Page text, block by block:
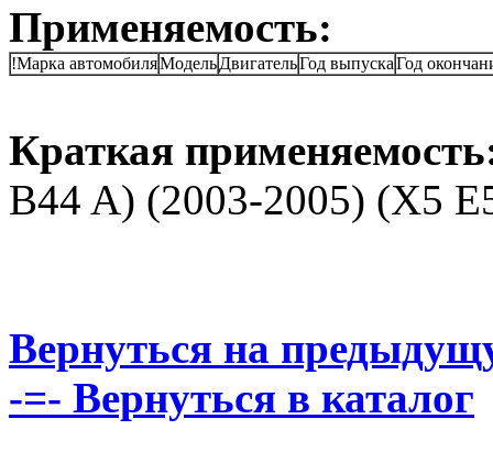
Применяемость:
!Марка автомобиляМодельДвигательГод выпускаГод
Краткая
B44 A) (2003-2005) (X5
Вернуться на
-=- Вернуться в каталог